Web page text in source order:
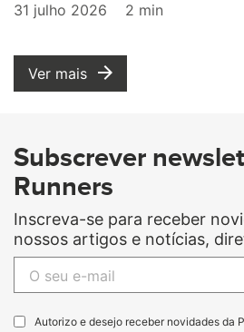
31 julho 2026
2 min
Ver mais
Subscrever
Runners
Inscreva-se para receber
nossos artigos e notícias,
Autorizo e desejo receber novidades da